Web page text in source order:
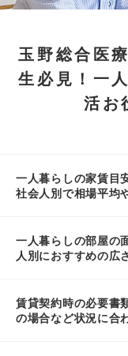
玉野総合医
生必見！一
活お
一人暮らしの家賃目
社会人別で相場平均
一人暮らしの部屋の
人別におすすめの広
賃貸契約時の必要書
の場合など状況に合